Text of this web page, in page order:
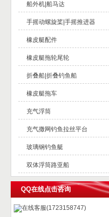
船外机|船马达
手摇动螺旋桨|手摇推进器
橡皮艇配件
橡皮艇拖轮尾轮
折叠船|折叠钓鱼船
橡皮艇拖车
充气浮筒
充气撒网钓鱼拉丝平台
玻璃钢钓鱼艇
双体浮筒路亚船
QQ在线点击咨询
在线客服(1723158747)